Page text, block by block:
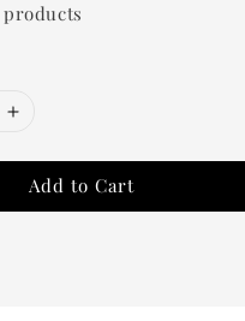
Add to Cart